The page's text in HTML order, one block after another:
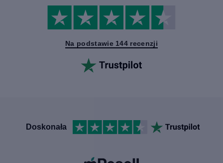
Na podstawie 144 recenzji
Doskonała